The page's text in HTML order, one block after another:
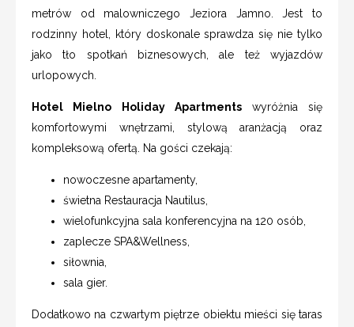
metrów od malowniczego Jeziora Jamno. Jest to
rodzinny hotel, który doskonale sprawdza się nie tylko
jako tło spotkań biznesowych, ale też wyjazdów
urlopowych.
Hotel Mielno Holiday Apartments wyróżnia się
komfortowymi wnętrzami, stylową aranżacją oraz
kompleksową ofertą. Na gości czekają:
nowoczesne apartamenty,
świetna Restauracja Nautilus,
wielofunkcyjna sala konferencyjna na 120 osób,
zaplecze SPA&Wellness,
siłownia,
sala gier.
Dodatkowo na czwartym piętrze obiektu mieści się taras